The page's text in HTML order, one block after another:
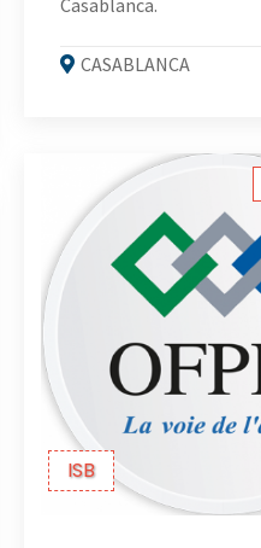
Casablanca.
CASABLANCA
ISB